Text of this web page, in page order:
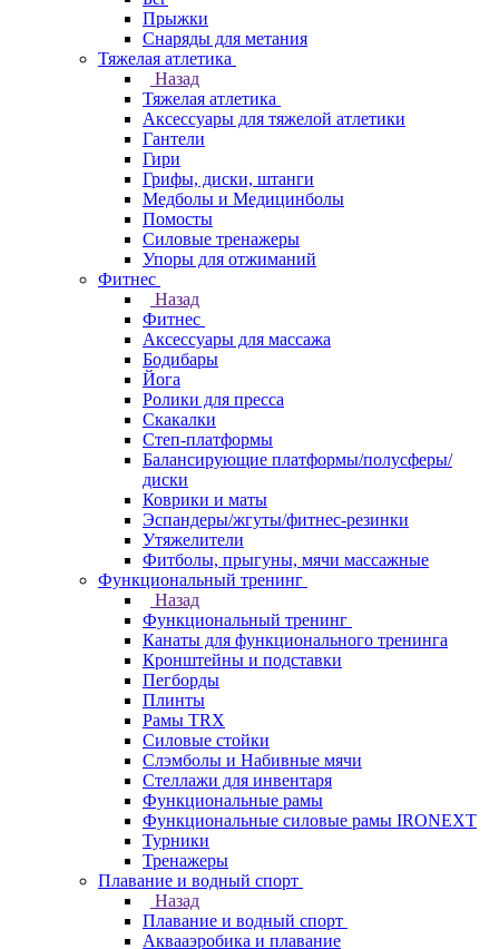
Прыжки
Снаряды для метания
Тяжелая атлетика
Назад
Тяжелая атлетика
Аксессуары для тяжелой атлетики
Гантели
Гири
Грифы, диски, штанги
Медболы и Медицинболы
Помосты
Силовые тренажеры
Упоры для отжиманий
Фитнес
Назад
Фитнес
Аксессуары для массажа
Бодибары
Йога
Ролики для пресса
Скакалки
Степ-платформы
Балансирующие платформы/полусферы/
диски
Коврики и маты
Эспандеры/жгуты/фитнес-резинки
Утяжелители
Фитболы, прыгуны, мячи массажные
Функциональный тренинг
Назад
Функциональный тренинг
Канаты для функционального тренинга
Кронштейны и подставки
Пегборды
Плинты
Рамы TRX
Силовые стойки
Слэмболы и Набивные мячи
Стеллажи для инвентаря
Функциональные рамы
Функциональные силовые рамы IRONEXT
Турники
Тренажеры
Плавание и водный спорт
Назад
Плавание и водный спорт
Аквааэробика и плавание